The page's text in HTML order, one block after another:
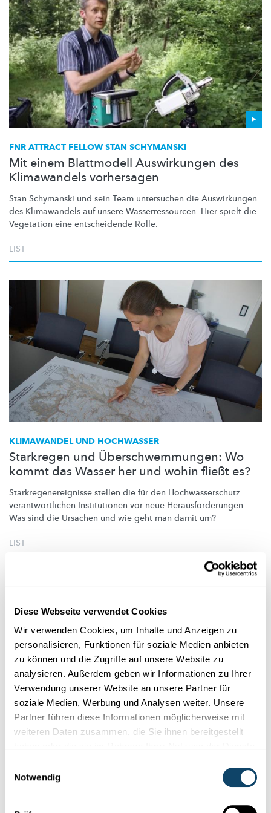
Diese Webseite verwendet Cookies
Wir verwenden Cookies, um Inhalte und Anzeigen zu
personalisieren, Funktionen für soziale Medien anbieten
zu können und die Zugriffe auf unsere Website zu
analysieren. Außerdem geben wir Informationen zu Ihrer
Verwendung unserer Website an unsere Partner für
soziale Medien, Werbung und Analysen weiter. Unsere
Partner führen diese Informationen möglicherweise mit
weiteren Daten zusammen, die Sie ihnen bereitgestellt
Notwendig
FNR ATTRACT FELLOW STAN SCHYMANSKI
Mit einem Blattmodell Auswirkungen des
Klimawandels vorhersagen
Stan Schymanski und sein Team untersuchen die Auswirkungen
des Klimawandels auf unsere Wasserressourcen. Hier spielt die
Vegetation eine entscheidende Rolle.
LIST
KLIMAWANDEL UND HOCHWASSER
Starkregen und Überschwemmungen: Wo
kommt das Wasser her und wohin fließt es?
Starkregenereignisse stellen die für den Hochwasserschutz
verantwortlichen Institutionen vor neue Herausforderungen.
Was sind die Ursachen und wie geht man damit um?
LIST
KLIMAWANDEL UND HOCHWASSER
abschätzen?